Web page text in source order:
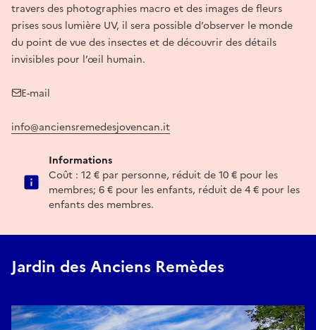
travers des photographies macro et des images de fleurs
prises sous lumière UV, il sera possible d’observer le monde
du point de vue des insectes et de découvrir des détails
invisibles pour l’œil humain.
E-mail
info@anciensremedesjovencan.it
Informations
Coût : 12 € par personne, réduit de 10 € pour les
membres; 6 € pour les enfants, réduit de 4 € pour les
enfants des membres.
Jardin des Anciens Remèdes